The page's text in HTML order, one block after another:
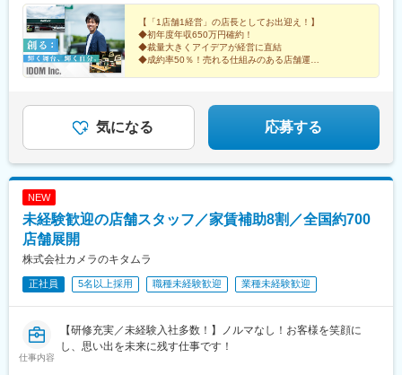
の信頼を獲得し、現在も様々な業界へ進出、高い成果を出し続け
ています。同社の使命は「同社の技術で既存の製品に新たな機能
を付与させ、新しい価値を生み出すこと」です。
変更の範囲：会社の定める業務
県）関西（大阪府・京都府・兵庫県・滋賀県・奈良県・和歌山
県）中国（広島県・岡山県・鳥取県・島根県・山口県）四国（徳
島県・香川県・愛媛県・高知県）九州（福岡県・熊本県・佐賀
県・長崎県・大分県・宮崎県・鹿児島県・沖縄県）
南駅、沼ノ端駅、平成駅、偕楽園駅、草津駅(滋賀県)、高見ノ里
駅、小針駅、橋本駅(福岡県)、笹木野駅、和歌山市駅、佐賀駅、西
若松駅、永山駅、小木津駅、土山駅、三島二日町駅、蛇田駅、附
属中学前駅、五井駅、原市駅、喜多山駅(愛知県)、新川駅(北海
道)、宮前駅、南富山駅、日宇駅、山形駅、西岐阜駅、三条駅(香川
矢田駅(大阪府)、藤が丘駅(愛知県)、東福山駅、逢妻駅、六名駅、
山口駅(山口県)、宇和島駅、浦田駅(福岡県)、七尾駅、サンドーム
道線)、東姫路駅、岡本駅(栃木県)、秋田駅、三日市駅、焼津駅、
越前開発駅、長府駅、小山駅、亀田駅、備前西市駅、帯広駅、日
向庄内駅、旭ケ丘駅(宮崎県)、荒川沖駅、金上駅、高田駅(長崎
泉中央駅、西那須野駅、北山形駅、安積永盛駅、郡山富田駅、西
県)、泉外旭川駅、青山駅(岩手県)、船町駅、苫小牧駅、新富士駅
(北海道)、越前花堂駅、北上尾駅、中百舌鳥駅、萩原駅(福岡県)、
ブ＋賞与
【「1店舗1経営」の店長としてお出迎え！】
◆初年度年収650万円確約！
◆裁量大きくアイデアが経営に直結
◆成約率50％！売れる仕組みのある店舗運営
気になる 応募する
NEW
未経験歓迎の店舗スタッフ／家賃補助8割／全国約700
店舗展開
株式会社カメラのキタムラ
正社員 5名以上採用 職種未経験歓迎 業種未経験歓迎
仕事内容
【研修充実／未経験入社多数！】ノルマなし！お客様を笑顔に
し、思い出を未来に残す仕事です！